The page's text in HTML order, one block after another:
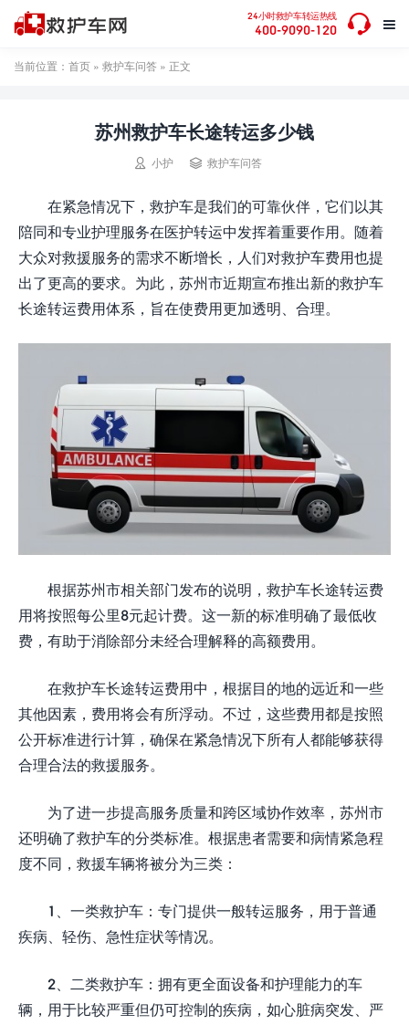

24小时救护车转运热线
400-9090-120 
当前位置： 首页 » 救护车问答 » 正文
苏州救护车长途转运多少钱
 小护  救护车问答
在紧急情况下，救护车是我们的可靠伙伴，它们以其
陪同和专业护理服务在医护转运中发挥着重要作用。随着
大众对救援服务的需求不断增长，人们对救护车费用也提
出了更高的要求。为此，苏州市近期宣布推出新的救护车
长途转运费用体系，旨在使费用更加透明、合理。
根据苏州市相关部门发布的说明，救护车长途转运费
用将按照每公里8元起计费。这一新的标准明确了最低收
费，有助于消除部分未经合理解释的高额费用。
在救护车长途转运费用中，根据目的地的远近和一些
其他因素，费用将会有所浮动。不过，这些费用都是按照
公开标准进行计算，确保在紧急情况下所有人都能够获得
合理合法的救援服务。
为了进一步提高服务质量和跨区域协作效率，苏州市
还明确了救护车的分类标准。根据患者需要和病情紧急程
度不同，救援车辆将被分为三类：
1、一类救护车：专门提供一般转运服务，用于普通
疾病、轻伤、急性症状等情况。
2、二类救护车：拥有更全面设备和护理能力的车
辆，用于比较严重但仍可控制的疾病，如心脏病突发、严